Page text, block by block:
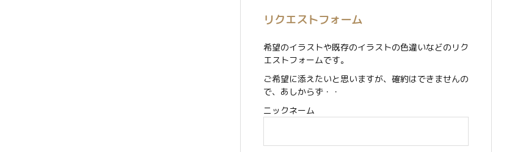
リクエストフォーム
希望のイラストや既存のイラストの色違いなどのリク
エストフォームです。
ご希望に添えたいと思いますが、確約はできませんの
で、あしからず・・
ニックネーム